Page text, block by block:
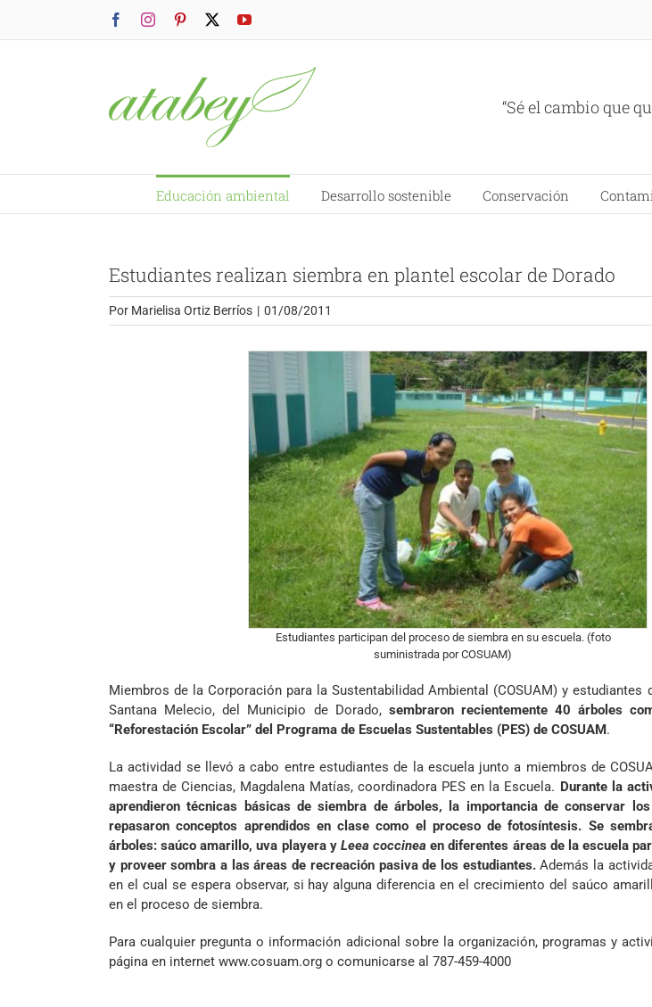
FacebookInstagramPinterest YouTube
“Sé el cambio que
Educación ambiental Desarrollo sostenible Conservación
Estudiantes realizan siembra en plantel escolar de Dorado
Por Marielisa Ortiz Berríos | 01/08/2011
Estudiantes participan del proceso de siembra en su escuela. (foto
suministrada por COSUAM)
Miembros de la Corporación para la Sustentabilidad Ambiental (COSUAM) y estudiantes
Santana Melecio, del Municipio de Dorado, sembraron recientemente 40 árboles
“Reforestación Escolar” del Programa de Escuelas Sustentables (PES) de COSUAM.
La actividad se llevó a cabo entre estudiantes de la escuela junto a miembros de
maestra de Ciencias, Magdalena Matías, coordinadora PES en la Escuela. Durante la
aprendieron técnicas básicas de siembra de árboles, la importancia de conservar
repasaron conceptos aprendidos en clase como el proceso de fotosíntesis. Se
árboles: saúco amarillo, uva playera y Leea coccinea en diferentes áreas de la escuela
y proveer sombra a las áreas de recreación pasiva de los estudiantes.Además la
en el cual se espera observar, si hay alguna diferencia en el crecimiento del saúco
en el proceso de siembra.
Para cualquier pregunta o información adicional sobre la organización, programas y
página en internet www.cosuam.org o comunicarse al 787-459-4000